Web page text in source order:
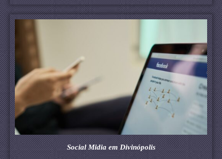
Social Midia em Divinópolis